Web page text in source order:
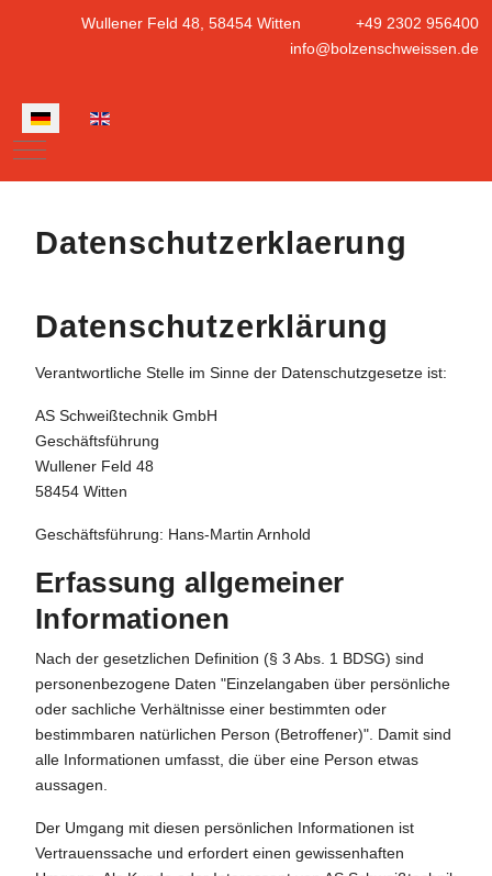
Wullener Feld 48, 58454 Witten
+49 2302 956400
info@bolzenschweissen.de
Sprache auswählen
Mobile Menu Toggle
Datenschutzerklaerung
Datenschutzerklärung
Verantwortliche Stelle im Sinne der Datenschutzgesetze ist:
AS Schweißtechnik GmbH
Geschäftsführung
Wullener Feld 48
58454 Witten
Geschäftsführung: Hans-Martin Arnhold
Erfassung allgemeiner
Informationen
Nach der gesetzlichen Definition (§ 3 Abs. 1 BDSG) sind
personenbezogene Daten "Einzelangaben über persönliche
oder sachliche Verhältnisse einer bestimmten oder
bestimmbaren natürlichen Person (Betroffener)". Damit sind
alle Informationen umfasst, die über eine Person etwas
aussagen.
Der Umgang mit diesen persönlichen Informationen ist
Vertrauenssache und erfordert einen gewissenhaften